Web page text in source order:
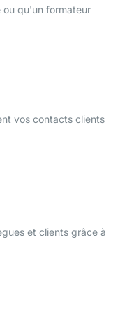
ou qu'un formateur
vos contacts clients
et clients grâce à